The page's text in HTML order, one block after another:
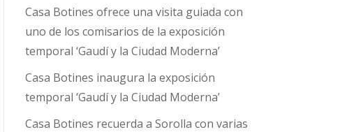
Casa Botines ofrece una visita guiada con
uno de los comisarios de la exposición
temporal ‘Gaudí y la Ciudad Moderna’
Casa Botines inaugura la exposición
temporal ‘Gaudí y la Ciudad Moderna’
Casa Botines recuerda a Sorolla con varias